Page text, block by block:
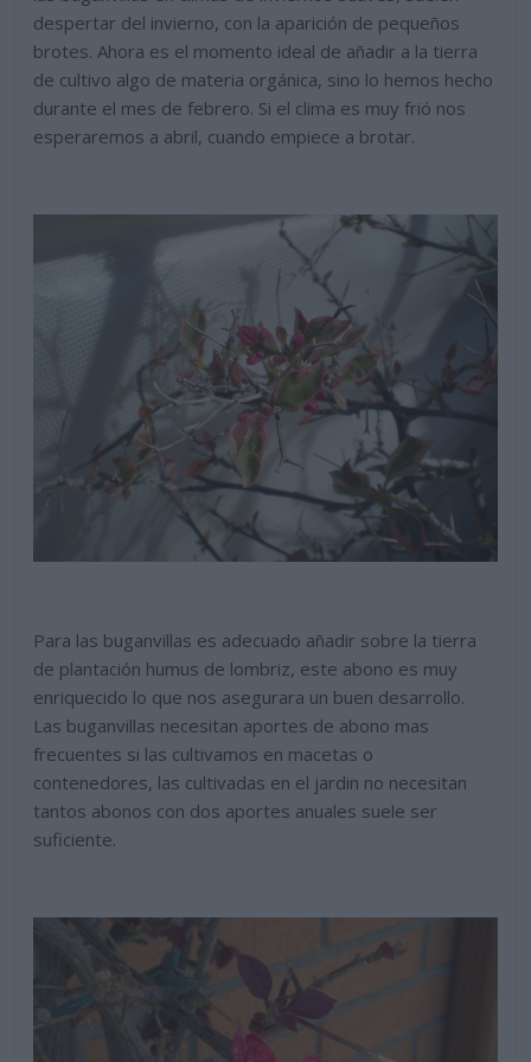
despertar del invierno, con la aparición de pequeños
brotes. Ahora es el momento ideal de añadir a la tierra
de cultivo algo de materia orgánica, sino lo hemos hecho
durante el mes de febrero. Si el clima es muy frió nos
esperaremos a abril, cuando empiece a brotar.
Para las buganvillas es adecuado añadir sobre la tierra
de plantación humus de lombriz, este abono es muy
enriquecido lo que nos asegurara un buen desarrollo.
Las buganvillas necesitan aportes de abono mas
frecuentes si las cultivamos en macetas o
contenedores, las cultivadas en el jardin no necesitan
tantos abonos con dos aportes anuales suele ser
suficiente.